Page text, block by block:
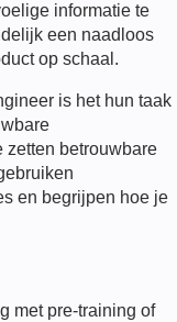
informatie te
een naadloos
op schaal.
is het hun taak
zetten betrouwbare
en begrijpen hoe je
met pre-training of